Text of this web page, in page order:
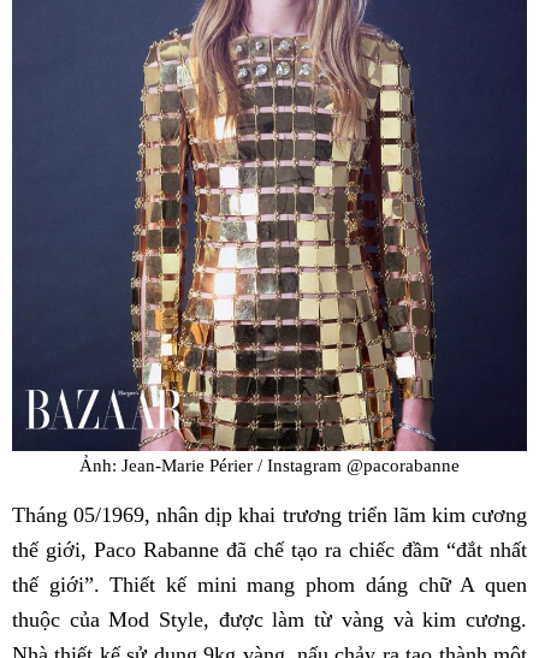
Ảnh: Jean-Marie Périer / Instagram @pacorabanne
Tháng 05/1969, nhân dịp khai trương triển lãm kim cương
thế giới, Paco Rabanne đã chế tạo ra chiếc đầm “đắt nhất
thế giới”. Thiết kế mini mang phom dáng chữ A quen
thuộc của Mod Style, được làm từ vàng và kim cương.